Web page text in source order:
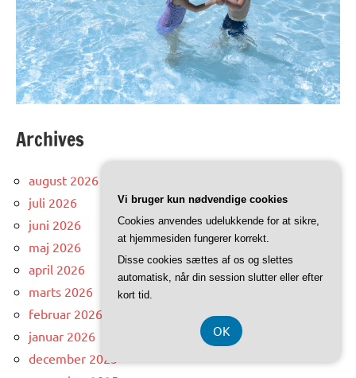
Archives
august 2026
juli 2026
juni 2026
maj 2026
april 2026
marts 2026
februar 2026
januar 2026
december 2025
Vi bruger kun nødvendige cookies
Cookies anvendes udelukkende for at sikre,
at hjemmesiden fungerer korrekt.
Disse cookies sættes af os og slettes
automatisk, når din session slutter eller efter
kort tid.
OK